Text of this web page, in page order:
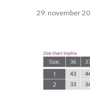
29. november